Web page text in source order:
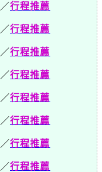
／行程推薦
／行程推薦
／行程推薦
／行程推薦
／行程推薦
／行程推薦
／行程推薦
／行程推薦